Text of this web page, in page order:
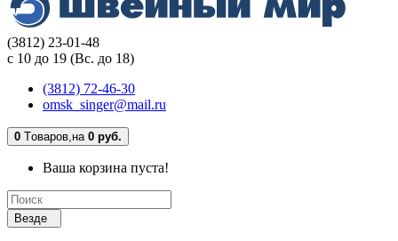
(3812) 23-01-48
с 10 до 19 (Вс. до 18)
(3812) 72-46-30
omsk_singer@mail.ru
0 Tоваров,на 0 руб.
Ваша корзина пуста!
Везде